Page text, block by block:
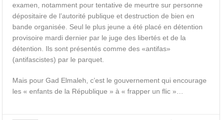
examen, notamment pour tentative de meurtre sur personne
dépositaire de l’autorité publique et destruction de bien en
bande organisée. Seul le plus jeune a été placé en détention
provisoire mardi dernier par le juge des libertés et de la
détention. Ils sont présentés comme des «antifas»
(antifascistes) par le parquet.
Mais pour Gad Elmaleh, c’est le gouvernement qui encourage
les « enfants de la République » à « frapper un flic »…